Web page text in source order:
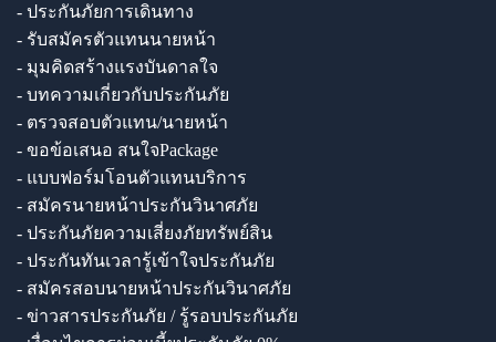
- ประกันภัยการเดินทาง
- รับสมัครตัวแทนนายหน้า
- มุมคิดสร้างแรงบันดาลใจ
- บทความเกี่ยวกับประกันภัย
- ตรวจสอบตัวแทน/นายหน้า
- ขอข้อเสนอ สนใจPackage
- แบบฟอร์มโอนตัวแทนบริการ
- สมัครนายหน้าประกันวินาศภัย
- ประกันภัยความเสี่ยงภัยทรัพย์สิน
- ประกันทันเวลารู้เข้าใจประกันภัย
- สมัครสอบนายหน้าประกันวินาศภัย
- ข่าวสารประกันภัย / รู้รอบประกันภัย